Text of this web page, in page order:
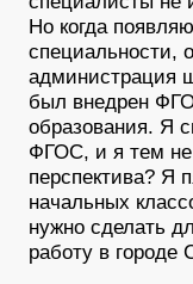
Но когда
специальности,
администрация
был внедрен
образования. Я
ФГОС, и я тем не
перспектива? Я
начальных
нужно сделать
работу в городе